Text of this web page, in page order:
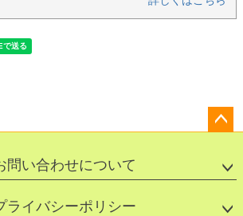
ップ
問い合わせについて
ライバシーポリシー